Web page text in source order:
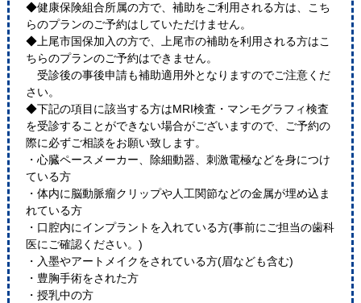
◆健康保険組合所属の方で、補助をご利用される方は、こち
らのプランのご予約はしていただけません。
◆上尾市国保加入の方で、上尾市の補助を利用される方はこ
ちらのプランのご予約はできません。
受診後の事後申請も補助適用外となりますのでご注意くだ
さい。
◆下記の項目に該当する方はMRI検査・マンモグラフィ検査
を受診することができない場合がございますので、ご予約の
際に必ずご相談をお願い致します。
・心臓ペースメーカー、除細動器、刺激電極などを身につけ
ている方
・体内に脳動脈瘤クリップや人工関節などの金属が埋め込ま
れている方
・口腔内にインプラントを入れている方(事前にご担当の歯科
医にご確認ください。)
・入墨やアートメイクをされている方(眉なども含む)
・豊胸手術をされた方
・授乳中の方